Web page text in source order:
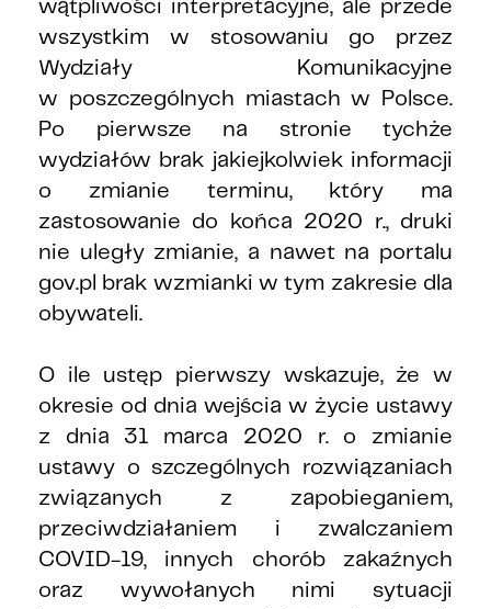
wątpliwości interpretacyjne, ale przede
wszystkim w stosowaniu go przez
Wydziały Komunikacyjne
w poszczególnych miastach w Polsce.
Po pierwsze na stronie tychże
wydziałów brak jakiejkolwiek informacji
o zmianie terminu, który ma
zastosowanie do końca 2020 r., druki
nie uległy zmianie, a nawet na portalu
gov.pl brak wzmianki w tym zakresie dla
obywateli.
O ile ustęp pierwszy wskazuje, że w
okresie od dnia wejścia w życie ustawy
z dnia 31 marca 2020 r. o zmianie
ustawy o szczególnych rozwiązaniach
związanych z zapobieganiem,
przeciwdziałaniem i zwalczaniem
COVID-19, innych chorób zakaźnych
oraz wywołanych nimi sytuacji